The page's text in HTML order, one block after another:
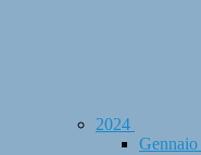
2024
Gennaio